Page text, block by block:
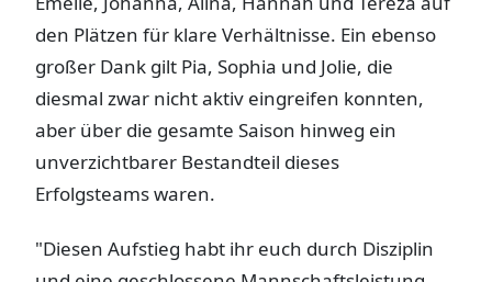
den Plätzen für klare Verhältnisse. Ein ebenso
großer Dank gilt Pia, Sophia und Jolie, die
diesmal zwar nicht aktiv eingreifen konnten,
aber über die gesamte Saison hinweg ein
unverzichtbarer Bestandteil dieses
Erfolgsteams waren.
"Diesen Aufstieg habt ihr euch durch Disziplin